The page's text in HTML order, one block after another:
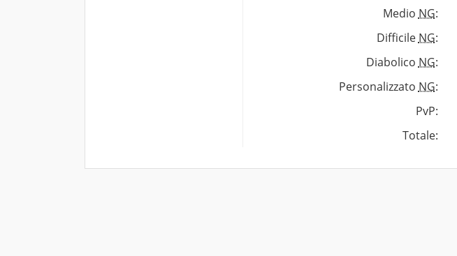
Medio NG:
Difficile NG:
Diabolico NG:
Personalizzato NG:
PvP:
Totale: